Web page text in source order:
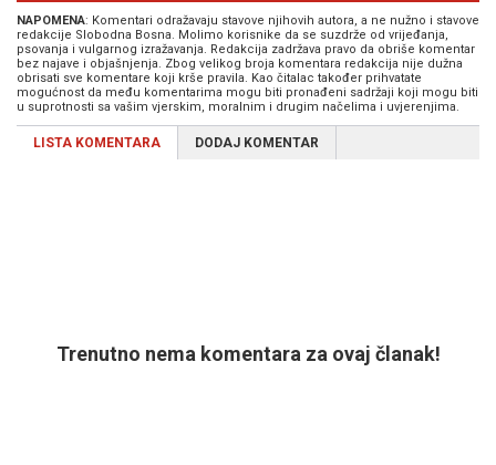
NAPOMENA: Komentari odražavaju stavove njihovih autora, a ne nužno i stavove
redakcije Slobodna Bosna. Molimo korisnike da se suzdrže od vrijeđanja,
psovanja i vulgarnog izražavanja. Redakcija zadržava pravo da obriše komentar
bez najave i objašnjenja. Zbog velikog broja komentara redakcija nije dužna
obrisati sve komentare koji krše pravila. Kao čitalac također prihvatate
mogućnost da među komentarima mogu biti pronađeni sadržaji koji mogu biti
u suprotnosti sa vašim vjerskim, moralnim i drugim načelima i uvjerenjima.
LISTA KOMENTARA DODAJ KOMENTAR
Trenutno nema komentara za ovaj članak!